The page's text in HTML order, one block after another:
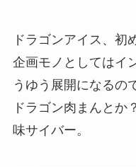
ドラゴンアイス、初
企画モノとしてはイ
うゆう展開になるの
ドラゴン肉まんとか
味サイバー。